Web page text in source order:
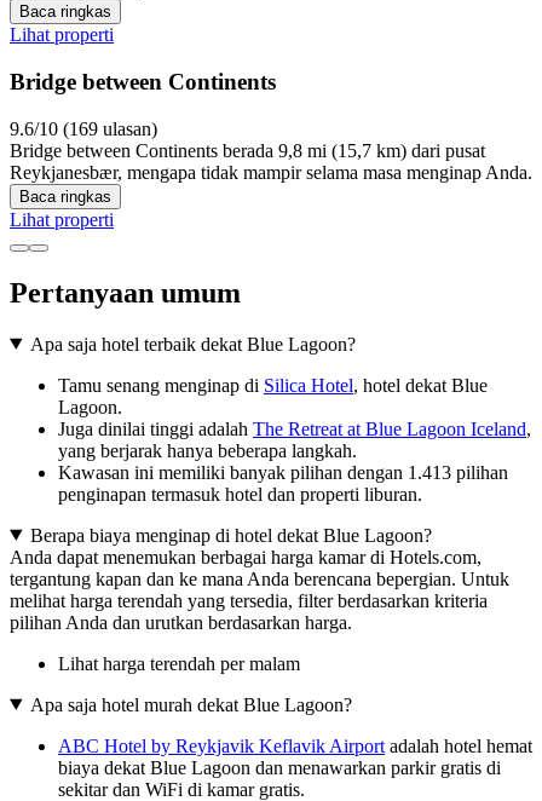
Baca ringkas
Lihat properti
Bridge between Continents
9.6/10 (169 ulasan)
Bridge between Continents berada 9,8 mi (15,7 km) dari pusat
Reykjanesbær, mengapa tidak mampir selama masa menginap Anda.
Baca ringkas
Lihat properti
Pertanyaan umum
Apa saja hotel terbaik dekat Blue Lagoon?
Tamu senang menginap di Silica Hotel, hotel dekat Blue
Lagoon.
Juga dinilai tinggi adalah The Retreat at Blue Lagoon Iceland,
yang berjarak hanya beberapa langkah.
Kawasan ini memiliki banyak pilihan dengan 1.413 pilihan
penginapan termasuk hotel dan properti liburan.
Berapa biaya menginap di hotel dekat Blue Lagoon?
Anda dapat menemukan berbagai harga kamar di Hotels.com,
tergantung kapan dan ke mana Anda berencana bepergian. Untuk
melihat harga terendah yang tersedia, filter berdasarkan kriteria
pilihan Anda dan urutkan berdasarkan harga.
Lihat harga terendah per malam
Apa saja hotel murah dekat Blue Lagoon?
ABC Hotel by Reykjavik Keflavik Airport adalah hotel hemat
biaya dekat Blue Lagoon dan menawarkan parkir gratis di
sekitar dan WiFi di kamar gratis.